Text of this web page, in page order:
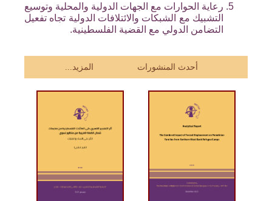
رعاية الحوارات مع الجهات الدولية والمحلية وتوسيع
التشبيك مع الشبكات والائتلافات الدولية تجاه تفعيل
التضامن الدولي مع القضية الفلسطينية.
أحدث المنشورات المزيد...